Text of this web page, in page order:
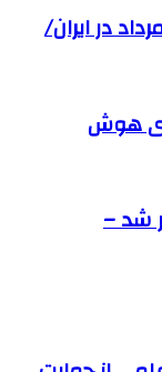
در ایران/
هوش
۷.۰ منتشر شد –